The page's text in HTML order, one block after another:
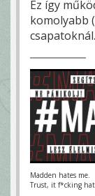
Ez így
komolyabb
csapatoknál.
Madden hates me.
Trust, it f*cking